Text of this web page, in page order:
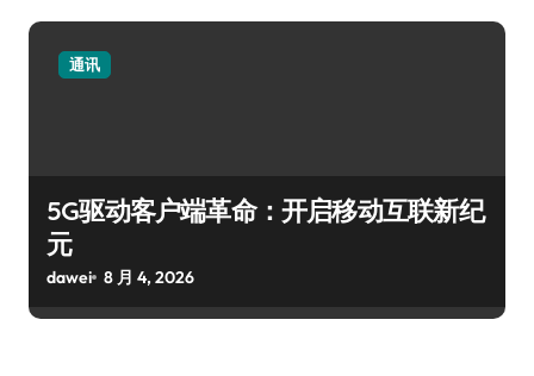
通讯
5G驱动客户端革命：开启移动互联新纪
元
dawei 8 月 4, 2026